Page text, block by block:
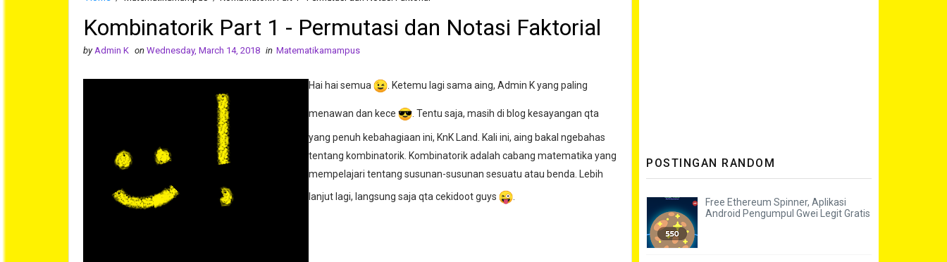
Kombinatorik Part 1 - Permutasi dan Notasi Faktorial
by Admin K on Wednesday, March 14, 2018 in Matematikamampus
Hai hai semua . Ketemu lagi sama aing, Admin K yang paling
menawan dan kece . Tentu saja, masih di blog kesayangan qta
yang penuh kebahagiaan ini, KnK Land. Kali ini, aing bakal ngebahas
tentang kombinatorik. Kombinatorik adalah cabang matematika yang
mempelajari tentang susunan-susunan sesuatu atau benda. Lebih
lanjut lagi, langsung saja qta cekidoot guys
POSTINGAN RANDOM
Free Ethereum Spinner, Aplikasi
Android Pengumpul Gwei Legit Gratis